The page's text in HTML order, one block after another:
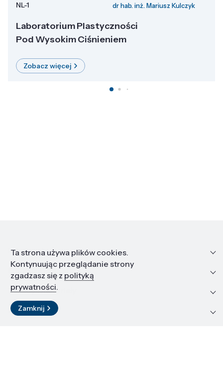
NL-1 dr hab. inż. Mariusz Kulczyk
Laboratorium Plastyczności
Pod Wysokim Ciśnieniem
Zobacz więcej
Informacje
Edukacja i kariera
Zasoby i materiały
Kontakt
Ta strona używa plików cookies.
Kontynuując przeglądanie strony
zgadzasz się z polityką
prywatności.
Zamknij